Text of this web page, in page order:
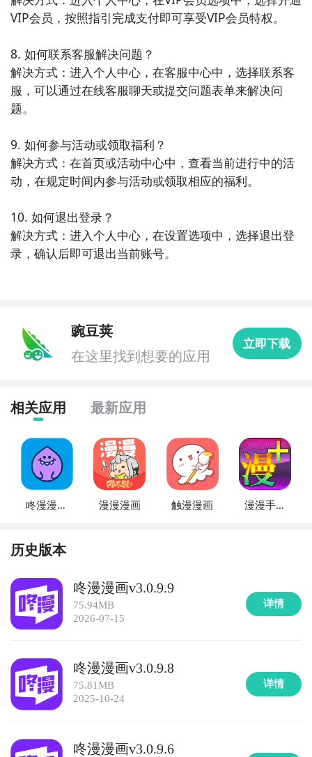
括国内外热门作品和原创漫画。用户可以在这里阅读到
各种题材的漫画，同时也可以参与到漫画社区中与其他
10. 《一点资讯》- 这是一款个性化的新闻阅读应用，根
据用户的兴趣爱好为其推送感兴趣的资讯和文章。用户
可以在这里获取到最新的新闻动态、热门话题和优质原
VIP会员，按照指引完成支付即可享受VIP会员特权。
8. 如何联系客服解决问题？
解决方式：进入个人中心，在客服中心中，选择联系客
服，可以通过在线客服聊天或提交问题表单来解决问
题。
9. 如何参与活动或领取福利？
解决方式：在首页或活动中心中，查看当前进行中的活
动，在规定时间内参与活动或领取相应的福利。
10. 如何退出登录？
解决方式：进入个人中心，在设置选项中，选择退出登
录，确认后即可退出当前账号。
豌豆荚
在这里找到想要的应用
立即下载
相关应用 最新应用
咚漫漫画
漫漫漫画 触漫漫画
漫漫手机
历史版本
咚漫漫画v3.0.9.9
75.94MB
2026-07-15
详情
咚漫漫画v3.0.9.8
75.81MB
2025-10-24
详情
咚漫漫画v3.0.9.6